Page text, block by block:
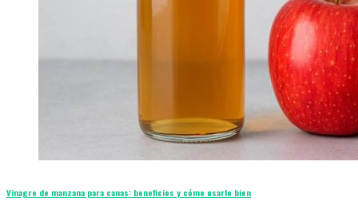
Vinagre de manzana para canas: beneficios y cómo usarlo bien